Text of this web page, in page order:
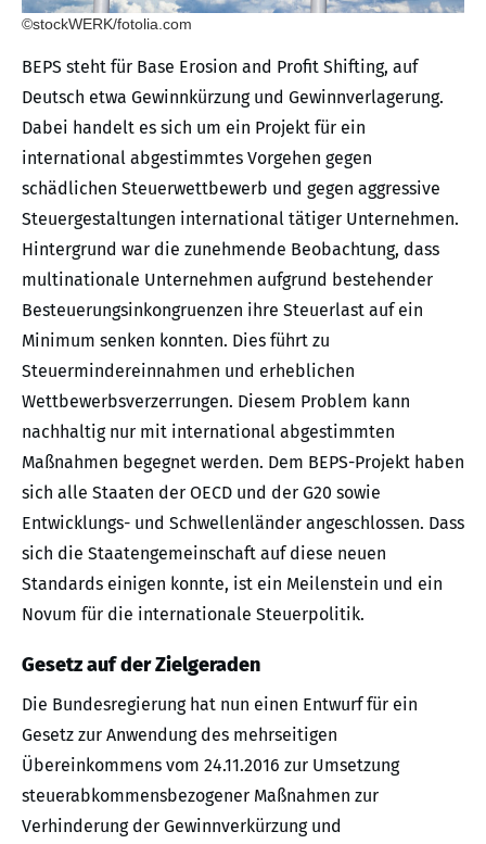
©stockWERK/fotolia.com
BEPS steht für Base Erosion and Profit Shifting, auf
Deutsch etwa Gewinnkürzung und Gewinnverlagerung.
Dabei handelt es sich um ein Projekt für ein
international abgestimmtes Vorgehen gegen
schädlichen Steuerwettbewerb und gegen aggressive
Steuergestaltungen international tätiger Unternehmen.
Hintergrund war die zunehmende Beobachtung, dass
multinationale Unternehmen aufgrund bestehender
Besteuerungsinkongruenzen ihre Steuerlast auf ein
Minimum senken konnten. Dies führt zu
Steuermindereinnahmen und erheblichen
Wettbewerbsverzerrungen. Diesem Problem kann
nachhaltig nur mit international abgestimmten
Maßnahmen begegnet werden. Dem BEPS-Projekt haben
sich alle Staaten der OECD und der G20 sowie
Entwicklungs- und Schwellenländer angeschlossen. Dass
sich die Staatengemeinschaft auf diese neuen
Standards einigen konnte, ist ein Meilenstein und ein
Novum für die internationale Steuerpolitik.
Gesetz auf der Zielgeraden
Die Bundesregierung hat nun einen Entwurf für ein
Gesetz zur Anwendung des mehrseitigen
Übereinkommens vom 24.11.2016 zur Umsetzung
steuerabkommensbezogener Maßnahmen zur
Verhinderung der Gewinnverkürzung und